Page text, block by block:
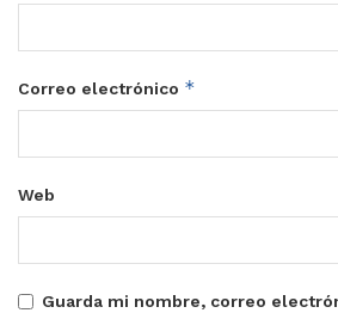
Correo electrónico *
Web
Guarda mi nombre, correo